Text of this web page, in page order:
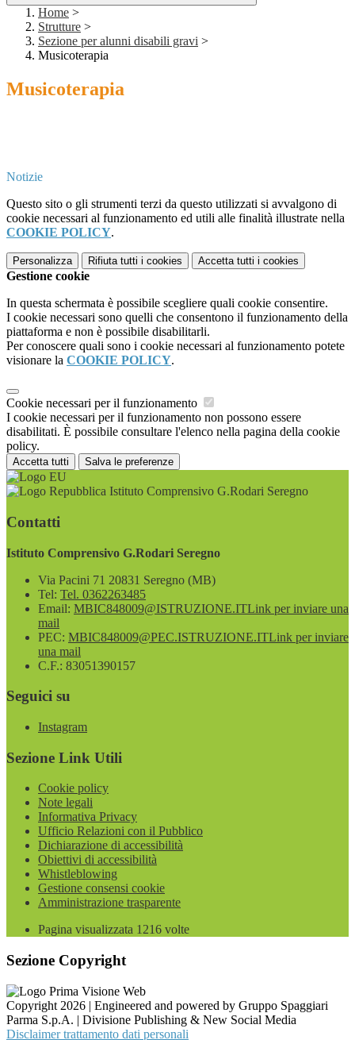
Home >
Strutture >
Sezione per alunni disabili gravi >
Musicoterapia
Musicoterapia
Notizie
Questo sito o gli strumenti terzi da questo utilizzati si avvalgono di
cookie necessari al funzionamento ed utili alle finalità illustrate nella
COOKIE POLICY.
Personalizza Rifiuta tutti i cookies Accetta tutti i cookies
Gestione cookie
In questa schermata è possibile scegliere quali cookie consentire.
I cookie necessari sono quelli che consentono il funzionamento della
piattaforma e non è possibile disabilitarli.
Per conoscere quali sono i cookie necessari al funzionamento potete
visionare la COOKIE POLICY.
Cookie necessari per il funzionamento
I cookie necessari per il funzionamento non possono essere
disabilitati. È possibile consultare l'elenco nella pagina della cookie
policy.
Accetta tutti Salva le preferenze
Istituto Comprensivo G.Rodari Seregno
Contatti
Istituto Comprensivo G.Rodari Seregno
Via Pacini 71 20831 Seregno (MB)
Tel: Tel. 0362263485
Email: MBIC848009@ISTRUZIONE.ITLink per inviare una
mail
PEC: MBIC848009@PEC.ISTRUZIONE.ITLink per inviare
una mail
C.F.: 83051390157
Seguici su
Instagram
Sezione Link Utili
Cookie policy
Note legali
Informativa Privacy
Ufficio Relazioni con il Pubblico
Dichiarazione di accessibilità
Obiettivi di accessibilità
Whistleblowing
Gestione consensi cookie
Amministrazione trasparente
Pagina visualizzata 1216 volte
Sezione Copyright
Copyright 2026 | Engineered and powered by Gruppo Spaggiari
Parma S.p.A. | Divisione Publishing & New Social Media
Disclaimer trattamento dati personali